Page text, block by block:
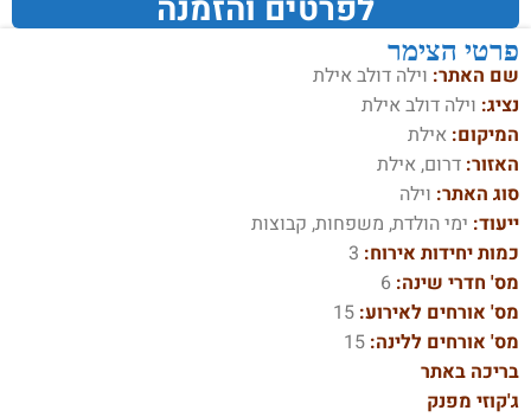
פרטי הצימר
שם האתר: וילה דולב אילת
נציג: וילה דולב אילת
המיקום: אילת
האזור: דרום, אילת
סוג האתר: וילה
ייעוד: ימי הולדת, משפחות, קבוצות
כמות יחידות אירוח: 3
מס' חדרי שינה: 6
מס' אורחים לאירוע: 15
מס' אורחים ללינה: 15
בריכה באתר
ג'קוזי מפנק